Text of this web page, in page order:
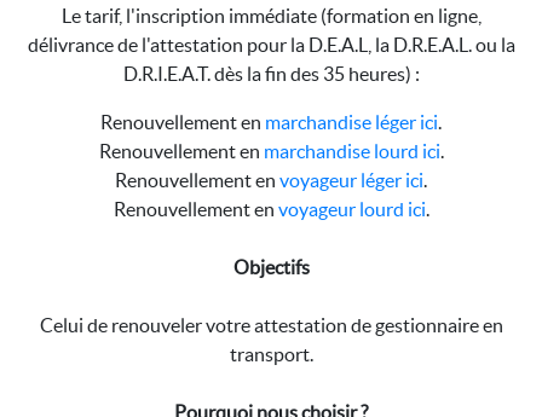
Le tarif, l'inscription immédiate (formation en ligne,
délivrance de l'attestation pour la D.E.A.L, la D.R.E.A.L. ou la
D.R.I.E.A.T. dès la fin des 35 heures) :
Renouvellement en marchandise léger ici.
Renouvellement en marchandise lourd ici.
Renouvellement en voyageur léger ici.
Renouvellement en voyageur lourd ici.
Objectifs
Celui de renouveler votre attestation de gestionnaire en
transport.
Pourquoi nous choisir ?